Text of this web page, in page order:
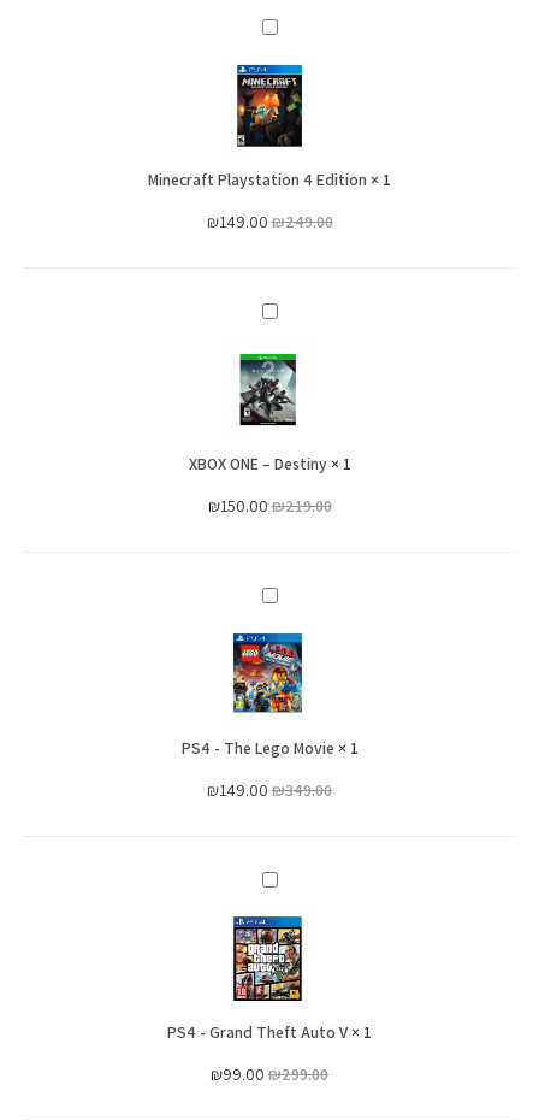
Minecraft
4
Edition
1
×
Minecraft Playstation 4 Edition
₪249.00
₪149.00
XBOX
–
Destiny
1
×
XBOX ONE – Destiny
₪219.00
₪150.00
PS4
The
Lego
Movie
1
×
PS4 - The Lego Movie
₪349.00
₪149.00
PS4
-
Grand
Theft
Auto
V
1
×
PS4 - Grand Theft Auto V
₪299.00
₪99.00